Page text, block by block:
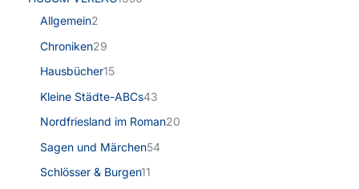
Allgemein2
Chroniken29
Hausbücher15
Kleine Städte-ABCs43
Nordfriesland im Roman20
Sagen und Märchen54
Schlösser & Burgen11